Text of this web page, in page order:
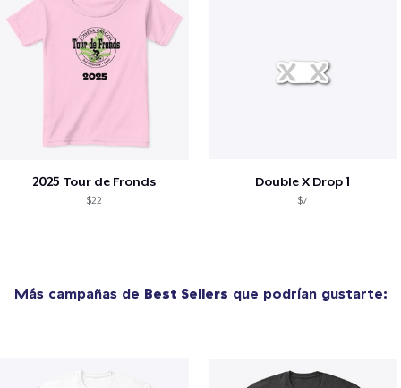
2025 Tour de Fronds
$22
Double X Drop 1
$7
Más campañas de Best Sellers que podrían gustarte: